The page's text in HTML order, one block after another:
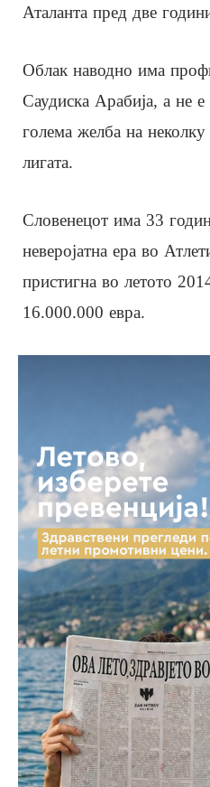
Аталанта пред две
Облак наводно има
Саудиска Арабија, а не
голема желба на
лигата.
Словенецот има 33
неверојатна ера во
пристигна во летото
16.000.000 евра.